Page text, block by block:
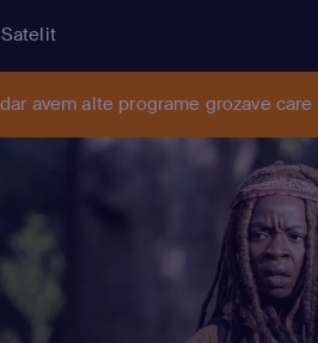
avem alte programe grozave